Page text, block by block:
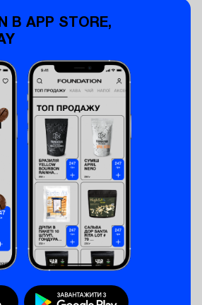
В APP STORE,